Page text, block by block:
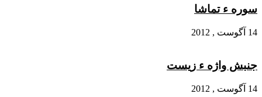
سوره ء تماشا
14 آگوست , 2012
جنبش واژه ء زیست
14 آگوست , 2012